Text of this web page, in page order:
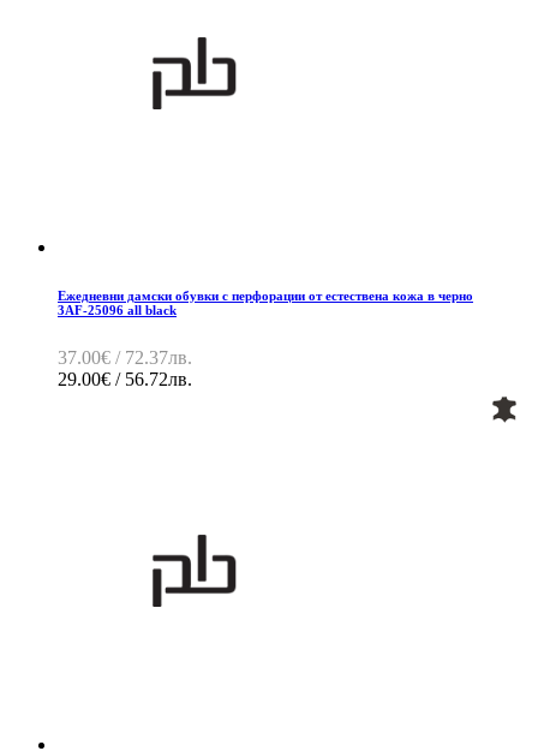
Ежедневни дамски обувки с перфорации от естествена кожа в черно
3AF-25096 all black
37.00€ / 72.37лв.
29.00€ / 56.72лв.